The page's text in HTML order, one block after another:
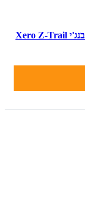
סנדלי טיולים לנשים זי-טרייל איב זרו צבע אפור בנג'י Xero Z-Trail